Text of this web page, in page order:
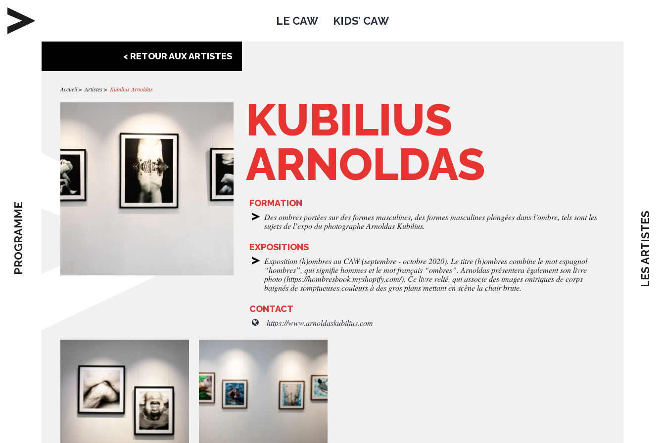
LE CAW KIDS’ CAW
PROGRAMME LES ARTISTES
< RETOUR AUX ARTISTES
Accueil Artistes Kubilius Arnoldas
KUBILIUS
ARNOLDAS
FORMATION
Des ombres portées sur des formes masculines, des formes masculines plongées dans l’ombre, tels sont les
sujets de l’expo du photographe Arnoldas Kubilius.
EXPOSITIONS
Exposition (h)ombres au CAW (septembre - octobre 2020). Le titre (h)ombres combine le mot espagnol
“hombres”, qui signifie hommes et le mot français “ombres”. Arnoldas présentera également son livre
photo (https://hombresbook.myshopify.com/). Ce livre relié, qui associe des images oniriques de corps
baignés de somptueuses couleurs à des gros plans mettant en scène la chair brute.
CONTACT
https://www.arnoldaskubilius.com